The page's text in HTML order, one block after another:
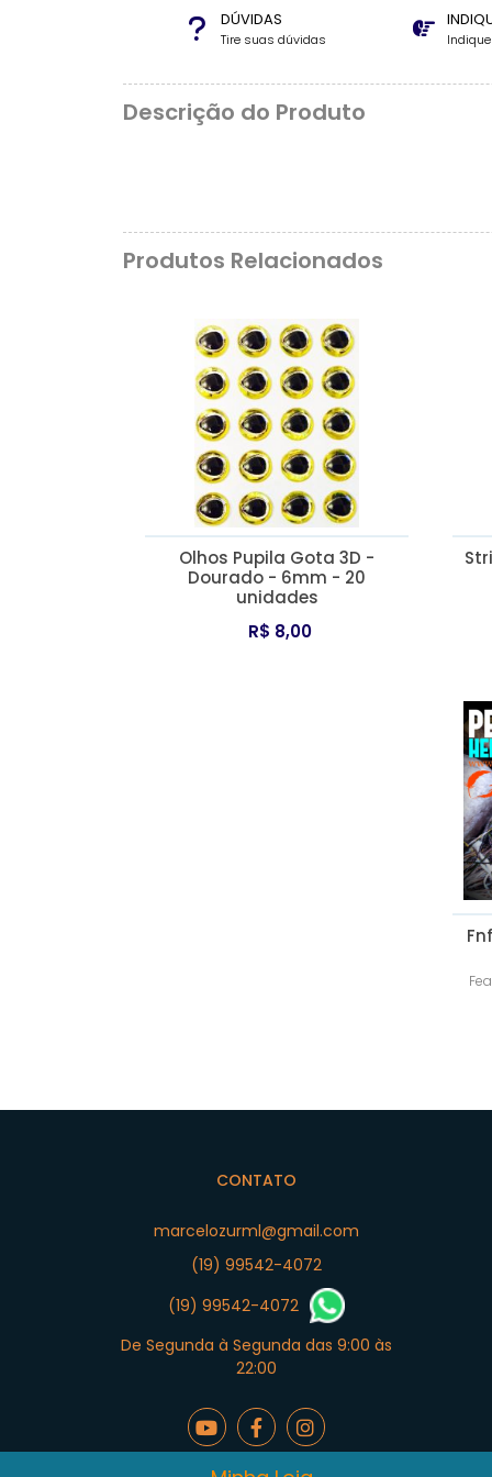
DÚVIDAS
Tire suas dúvidas
Descrição do Produto
Produtos Relacionados
Olhos Pupila Gota 3D -
Dourado - 6mm - 20
unidades
R$ 8,00
CONTATO
marcelozurml@gmail.com
(19) 99542-4072
(19) 99542-4072
De Segunda à Segunda das 9:00 às
22:00